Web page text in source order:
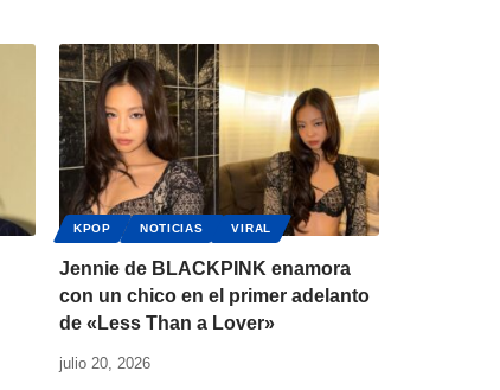
KPOP NOTICIAS VIRAL
Jennie de BLACKPINK enamora
con un chico en el primer adelanto
de «Less Than a Lover»
julio 20, 2026